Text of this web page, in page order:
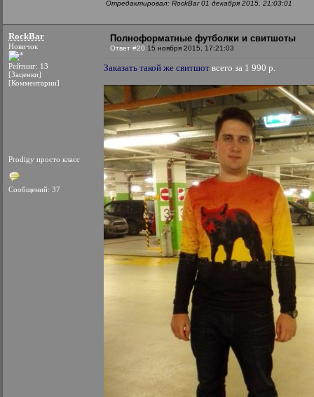
Отредактировал: RockBar 01 декабря 2015, 21:03:01
RockBar
Новичок
Рейтинг: 13
[Заценки]
[Комментарии]
Prodigy просто класс
Сообщений: 37
Полноформатные футболки и свитшоты
Ответ #20 15 ноября 2015, 17:21:03
Заказать такой же свитшот всего за 1 990 р.